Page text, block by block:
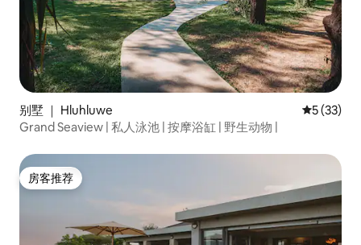
别墅 ｜ Hluhluwe 平均评分
5 (33)
Grand Seaview | 私人泳池 | 按摩浴缸 | 野生动物 |
房客推荐
房客推荐